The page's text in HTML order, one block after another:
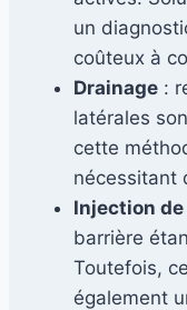
un
coûteux à
Drainage :
latérales
cette
nécessitant
Injection
barrière
Toutefois,
également